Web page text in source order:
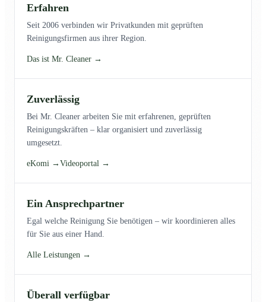
Erfahren
Seit 2006 verbinden wir Privatkunden mit geprüften
Reinigungsfirmen aus ihrer Region.
Das ist Mr. Cleaner →
Zuverlässig
Bei Mr. Cleaner arbeiten Sie mit erfahrenen, geprüften
Reinigungskräften – klar organisiert und zuverlässig
umgesetzt.
eKomi → Videoportal →
Ein Ansprechpartner
Egal welche Reinigung Sie benötigen – wir koordinieren alles
für Sie aus einer Hand.
Alle Leistungen →
Überall verfügbar